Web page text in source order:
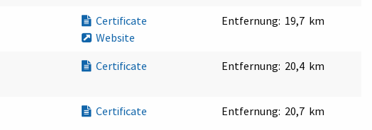
Certificate
Website
Entfernung: 19,7 km
Certificate Entfernung: 20,4 km
Certificate Entfernung: 20,7 km